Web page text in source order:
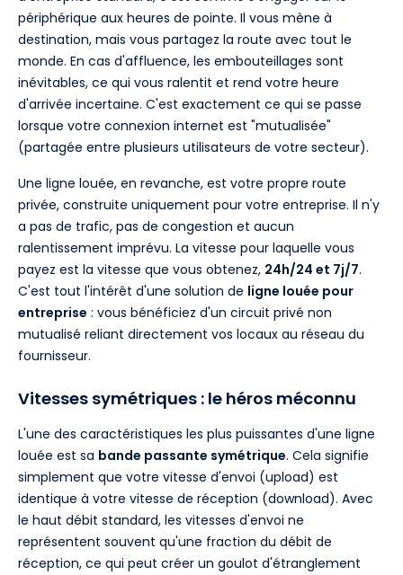
périphérique aux heures de pointe. Il vous mène à
destination, mais vous partagez la route avec tout le
monde. En cas d'affluence, les embouteillages sont
inévitables, ce qui vous ralentit et rend votre heure
d'arrivée incertaine. C'est exactement ce qui se passe
lorsque votre connexion internet est "mutualisée"
(partagée entre plusieurs utilisateurs de votre secteur).
Une ligne louée, en revanche, est votre propre route
privée, construite uniquement pour votre entreprise. Il n'y
a pas de trafic, pas de congestion et aucun
ralentissement imprévu. La vitesse pour laquelle vous
payez est la vitesse que vous obtenez, 24h/24 et 7j/7.
C'est tout l'intérêt d'une solution de ligne louée pour
entreprise : vous bénéficiez d'un circuit privé non
mutualisé reliant directement vos locaux au réseau du
fournisseur.
Vitesses symétriques : le héros méconnu
L'une des caractéristiques les plus puissantes d'une ligne
louée est sa bande passante symétrique. Cela signifie
simplement que votre vitesse d'envoi (upload) est
identique à votre vitesse de réception (download). Avec
le haut débit standard, les vitesses d'envoi ne
représentent souvent qu'une fraction du débit de
réception, ce qui peut créer un goulot d'étranglement